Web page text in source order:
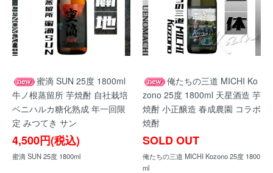
蜜滴 SUN 25度 1800ml
牛ノ根蒸留所 芋焼酎 自社栽培
ベニハルカ糖化熟成 年一回限
定 みつてき サン
4,500円(税込)
蜜滴 SUN 25度 1800ml
俺たちの三道 MICHI Ko
zono 25度 1800ml 天星酒造 芋
焼酎 小正醸造 春成農園 コラボ
焼酎
SOLD OUT
俺たちの三道 MICHI Kozono 25度 1800
ml